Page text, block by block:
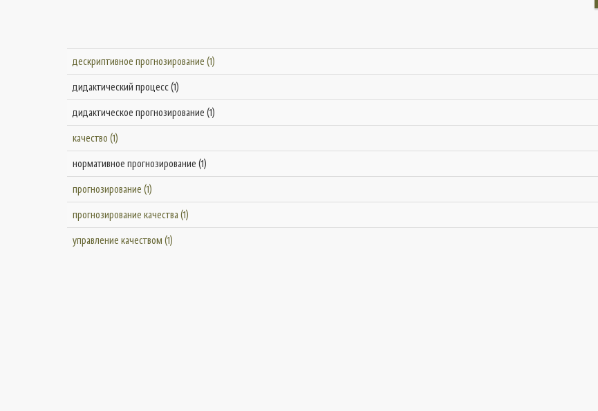
дескриптивное прогнозирование (1)
дидактический процесс (1)
дидактическое прогнозирование (1)
качество (1)
нормативное прогнозирование (1)
прогнозирование (1)
прогнозирование качества (1)
управление качеством (1)